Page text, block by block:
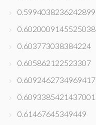
0.5994038236242899
0.6020009145525038
0.603773038384224
0.605862122523307
0.6092462734969417
0.6093385421437001
0.61467645349449